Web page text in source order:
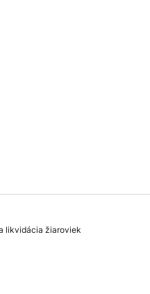
likvidácia žiaroviek